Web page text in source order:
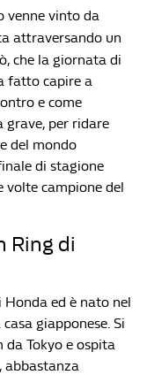
venne vinto da
attraversando un
che la giornata di
fatto capire a
e come
grave, per ridare
del mondo
di stagione
volte campione del
Ring di
ed è nato nel
giapponese. Si
Tokyo e ospita
abbastanza